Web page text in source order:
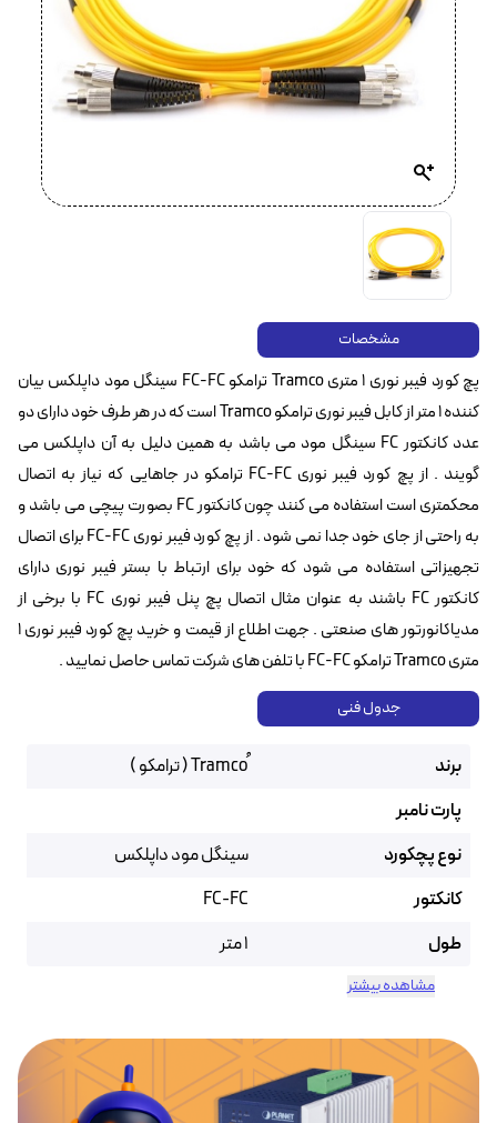
مشخصات
پچ کورد فیبر نوری ۱ متری Tramco ترامکو FC-FC سینگل مود داپلکس بیان
کننده ۱ متر از کابل فیبر نوری ترامکو Tramco است که در هر طرف خود دارای دو
عدد کانکتور FC سینگل مود می باشد به همین دلیل به آن داپلکس می
گویند . از پچ کورد فیبر نوری FC-FC ترامکو در جاهایی که نیاز به اتصال
محکمتری است استفاده می کنند چون کانکتور FC بصورت پیچی می باشد و
به راحتی از جای خود جدا نمی شود . از پچ کورد فیبر نوری FC-FC برای اتصال
تجهیزاتی استفاده می شود که خود برای ارتباط با بستر فیبر نوری دارای
کانکتور FC باشند به عنوان مثال اتصال پچ پنل فیبر نوری FC با برخی از
مدیاکانورتور های صنعتی . جهت اطلاع از قیمت و خرید پچ کورد فیبر نوری ۱
متری Tramco ترامکو FC-FC با تلفن های شرکت تماس حاصل نمایید .
جدول فنی
برند
پارت نامبر
نوع پچکورد
سینگل مود داپلکس
کانکتور
FC-FC
طول
1 متر
مشاهده بیشتر